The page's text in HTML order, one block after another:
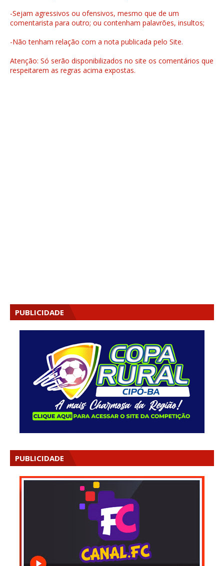
-Sejam agressivos ou ofensivos, mesmo que de um
comentarista para outro; ou contenham palavrões, insultos;
-Não tenham relação com a nota publicada pelo Site.
Atenção: Só serão disponibilizados no site os comentários que
respeitarem as regras acima expostas.
PUBLICIDADE
PUBLICIDADE